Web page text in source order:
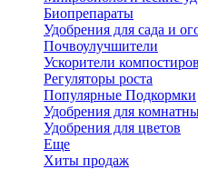
Биопрепараты
Удобрения для сада и
Почвоулучшители
Ускорители
Регуляторы роста
Популярные Подкормки
Удобрения для
Удобрения для цветов
Еще
Хиты продаж